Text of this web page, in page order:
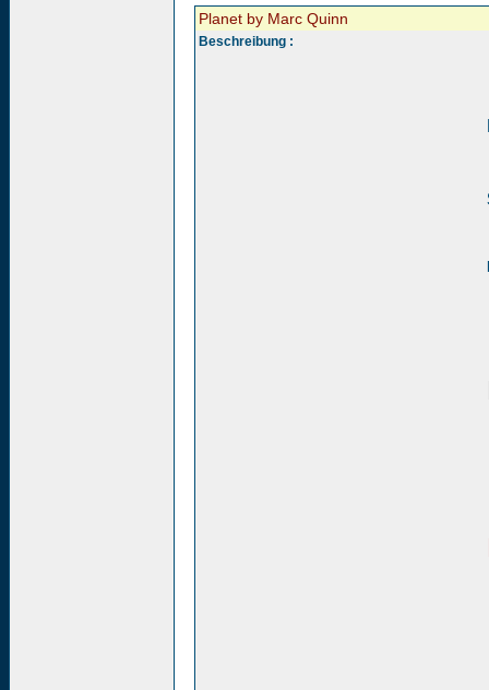
Planet by Marc Quinn
Beschreibung :